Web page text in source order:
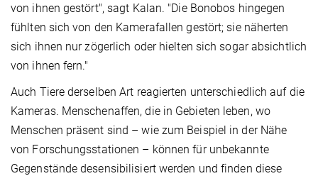
von ihnen gestört", sagt Kalan. "Die Bonobos hingegen
fühlten sich von den Kamerafallen gestört; sie näherten
sich ihnen nur zögerlich oder hielten sich sogar absichtlich
von ihnen fern."
Auch Tiere derselben Art reagierten unterschiedlich auf die
Kameras. Menschenaffen, die in Gebieten leben, wo
Menschen präsent sind – wie zum Beispiel in der Nähe
von Forschungsstationen – können für unbekannte
Gegenstände desensibilisiert werden und finden diese